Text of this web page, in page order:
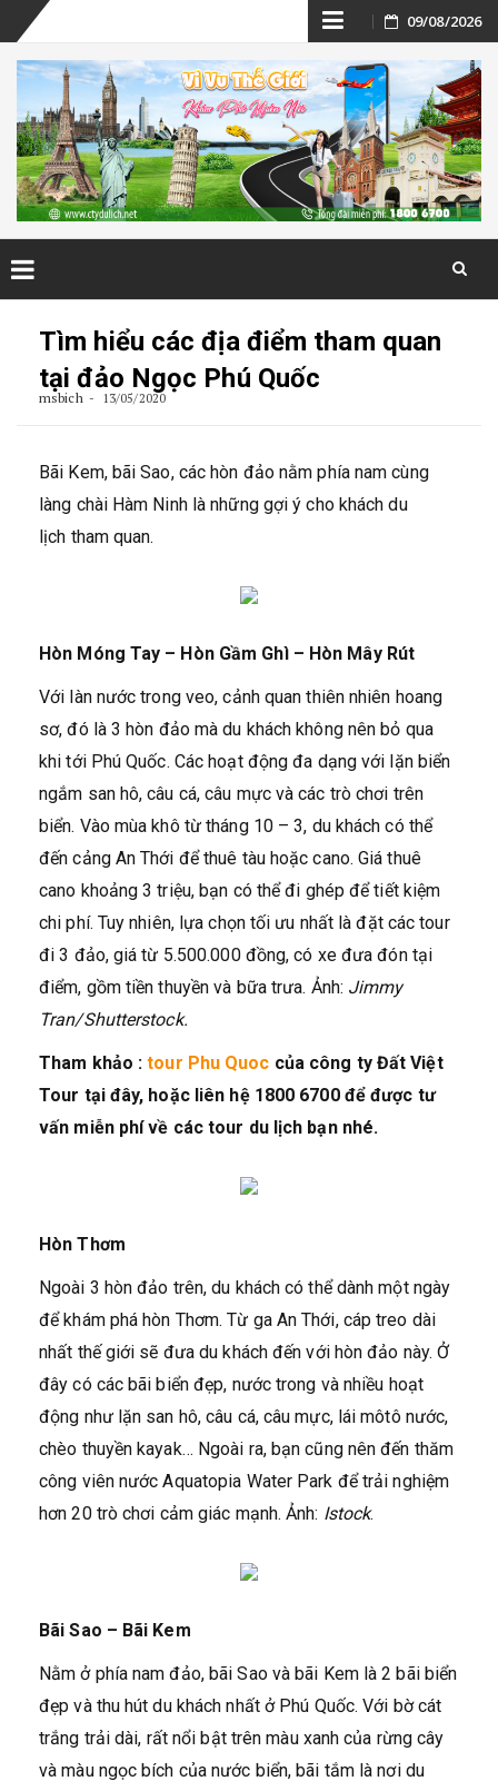
Skip
to
content
09/08/2026
Tìm hiểu các địa điểm tham quan
tại đảo Ngọc Phú Quốc
msbich 13/05/2020
Bãi Kem, bãi Sao, các hòn đảo nằm phía nam cùng
làng chài Hàm Ninh là những gợi ý cho khách du
lịch tham quan.
Hòn Móng Tay – Hòn Gầm Ghì – Hòn Mây Rút
Với làn nước trong veo, cảnh quan thiên nhiên hoang
sơ, đó là 3 hòn đảo mà du khách không nên bỏ qua
khi tới Phú Quốc. Các hoạt động đa dạng với lặn biển
ngắm san hô, câu cá, câu mực và các trò chơi trên
biển. Vào mùa khô từ tháng 10 – 3, du khách có thể
đến cảng An Thới để thuê tàu hoặc cano. Giá thuê
cano khoảng 3 triệu, bạn có thể đi ghép để tiết kiệm
chi phí. Tuy nhiên, lựa chọn tối ưu nhất là đặt các tour
đi 3 đảo, giá từ 5.500.000 đồng, có xe đưa đón tại
điểm, gồm tiền thuyền và bữa trưa. Ảnh: Jimmy
Tran/Shutterstock.
Tham khảo :tour Phu Quoc của công ty Đất Việt
Tour tại đây, hoặc liên hệ 1800 6700 để được tư
vấn miễn phí về các tour du lịch bạn nhé.
Hòn Thơm
Ngoài 3 hòn đảo trên, du khách có thể dành một ngày
để khám phá hòn Thơm. Từ ga An Thới, cáp treo dài
nhất thế giới sẽ đưa du khách đến với hòn đảo này. Ở
đây có các bãi biển đẹp, nước trong và nhiều hoạt
động như lặn san hô, câu cá, câu mực, lái môtô nước,
chèo thuyền kayak… Ngoài ra, bạn cũng nên đến thăm
công viên nước Aquatopia Water Park để trải nghiệm
hơn 20 trò chơi cảm giác mạnh. Ảnh: Istock.
Bãi Sao – Bãi Kem
Nằm ở phía nam đảo, bãi Sao và bãi Kem là 2 bãi biển
đẹp và thu hút du khách nhất ở Phú Quốc. Với bờ cát
trắng trải dài, rất nổi bật trên màu xanh của rừng cây
và màu ngọc bích của nước biển, bãi tắm là nơi du